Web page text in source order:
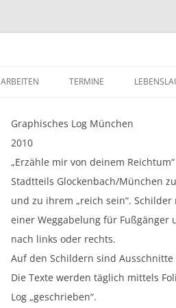
ARBEITEN TERMINE
Graphisches Log München
2010
„Erzähle mir von deinem
Stadtteils Glockenbach/München
und zu ihrem „reich sein“.
einer Weggabelung für Fußgänger
nach links oder rechts.
Auf den Schildern sind
Die Texte werden täglich mittels
Log „geschrieben“.